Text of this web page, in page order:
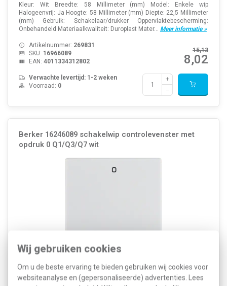
Wij gebruiken cookies
Om u de beste ervaring te bieden gebruiken wij cookies voor
websiteanalyse en (gepersonaliseerde) advertenties. Lees
Kleur: Wit Breedte: 58 Millimeter (mm) Model: Enkele wip
Halogeenvrij: Ja Hoogte: 58 Millimeter (mm) Diepte: 22,5 Millimeter
(mm) Gebruik: Schakelaar/drukker Oppervlaktebescherming:
Onbehandeld Materiaalkwaliteit: Duroplast Mater... Meer informatie »
15,13
8,02
Artikelnummer: 269831
SKU: 16966089
EAN: 4011334312802
Verwachte levertijd: 1-2 weken
Voorraad: 0
Berker 16246089 schakelwip controlevenster met
opdruk 0 Q1/Q3/Q7 wit
Kleur: Wit Breedte: 58 Millimeter (mm) Model: Enkele wip
Halogeenvrij: Ja Hoogte: 58 Millimeter (mm) Diepte: 22,5 Millimeter
(mm) Gebruik: Schakelaar/drukker Oppervlaktebescherming: